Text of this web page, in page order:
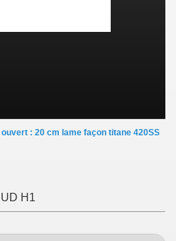
: 20 cm lame façon titane 420SS
H1